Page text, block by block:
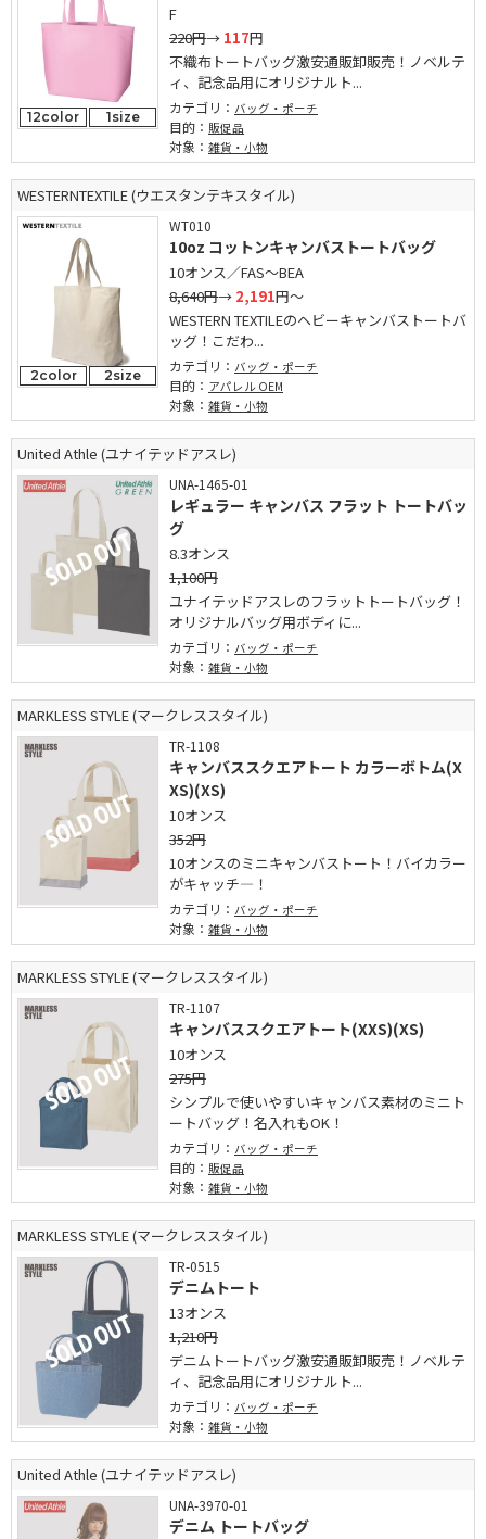
12color 1size
F
220円→ 117円
不織布トートバッグ激安通販卸販売！ノベルテ
ィ、記念品用にオリジナルト...
カテゴリ： バッグ・ポーチ
目的： 販促品
対象： 雑貨・小物
WESTERNTEXTILE (ウエスタンテキスタイル)
2color 2size
WT010
10oz コットンキャンバストートバッグ
10オンス／FAS～BEA
8,640円→ 2,191円～
WESTERN TEXTILEのヘビーキャンバストートバ
ッグ！こだわ...
カテゴリ： バッグ・ポーチ
目的： アパレル OEM
対象： 雑貨・小物
United Athle (ユナイテッドアスレ)
UNA-1465-01
レギュラー キャンバス フラット トートバッ
グ
8.3オンス
1,100円
ユナイテッドアスレのフラットトートバッグ！
オリジナルバッグ用ボディに...
カテゴリ： バッグ・ポーチ
対象： 雑貨・小物
MARKLESS STYLE (マークレススタイル)
TR-1108
キャンバススクエアトート カラーボトム(X
XS)(XS)
10オンス
352円
10オンスのミニキャンバストート！バイカラー
がキャッチ―！
カテゴリ： バッグ・ポーチ
対象： 雑貨・小物
MARKLESS STYLE (マークレススタイル)
TR-1107
キャンバススクエアトート(XXS)(XS)
10オンス
275円
シンプルで使いやすいキャンバス素材のミニト
ートバッグ！名入れもOK！
カテゴリ： バッグ・ポーチ
目的： 販促品
対象： 雑貨・小物
MARKLESS STYLE (マークレススタイル)
TR-0515
デニムトート
13オンス
1,210円
デニムトートバッグ激安通販卸販売！ノベルテ
ィ、記念品用にオリジナルト...
カテゴリ： バッグ・ポーチ
対象： 雑貨・小物
United Athle (ユナイテッドアスレ)
UNA-3970-01
デニム トートバッグ